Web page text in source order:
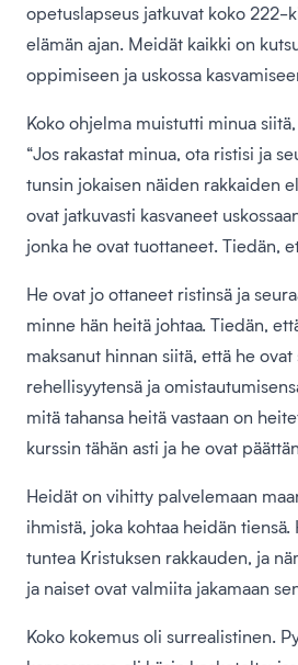
opetuslapseus jatkuvat koko 222-
elämän ajan. Meidät kaikki on
oppimiseen ja uskossa
Koko ohjelma muistutti minua
“Jos rakastat minua, ota ristisi ja
tunsin jokaisen näiden rakkaiden
ovat jatkuvasti kasvaneet
jonka he ovat tuottaneet. Tiedän,
He ovat jo ottaneet ristinsä ja
minne hän heitä johtaa. Tiedän,
maksanut hinnan siitä, että he
rehellisyytensä ja
mitä tahansa heitä vastaan on
kurssin tähän asti ja he ovat
Heidät on vihitty palvelemaan
ihmistä, joka kohtaa heidän tiensä.
tuntea Kristuksen rakkauden, ja
ja naiset ovat valmiita jakamaan
Koko kokemus oli surrealistinen.